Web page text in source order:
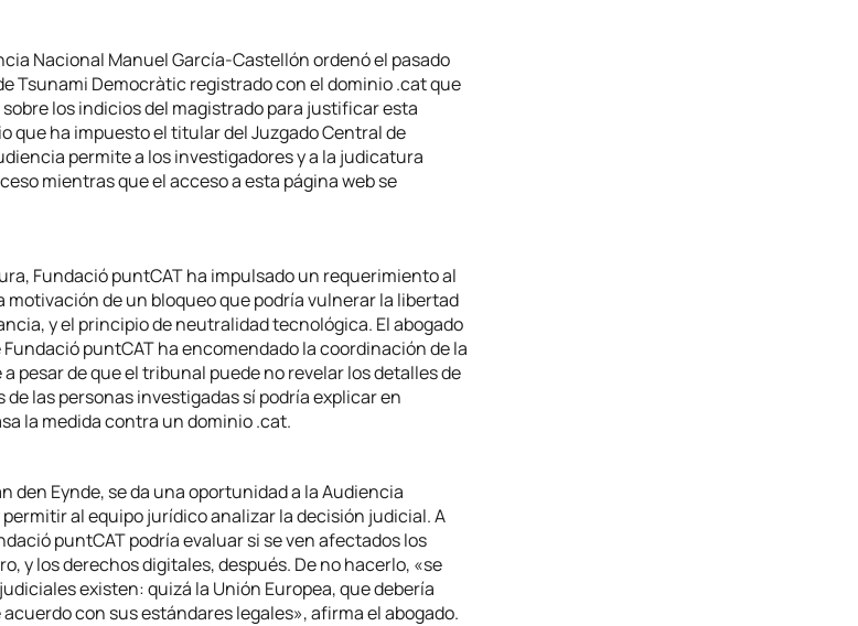
Nacional Manuel García-Castellón ordenó el pasado
Tsunami Democràtic registrado con el dominio .cat que
los indicios del magistrado para justificar esta
que ha impuesto el titular del Juzgado Central de
permite a los investigadores y a la judicatura
mientras que el acceso a esta página web se
Fundació puntCAT ha impulsado un requerimiento al
motivación de un bloqueo que podría vulnerar la libertad
y el principio de neutralidad tecnológica. El abogado
Fundació puntCAT ha encomendado la coordinación de la
pesar de que el tribunal puede no revelar los detalles de
las personas investigadas sí podría explicar en
la medida contra un dominio .cat.
den Eynde, se da una oportunidad a la Audiencia
al equipo jurídico analizar la decisión judicial. A
puntCAT podría evaluar si se ven afectados los
y los derechos digitales, después. De no hacerlo, «se
existen: quizá la Unión Europea, que debería
con sus estándares legales», afirma el abogado.